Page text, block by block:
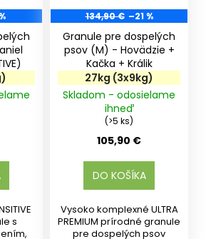
s
134,90 € –21 %
Granule pre dospelých
psov (M) - Hovädzie +
Kačka + Králik
27kg (3x9kg)
Skladom - odosielame
ihneď
(>5 ks)
105,90 €
DO KOŠÍKA
Vysoko komplexné ULTRA
PREMIUM prírodné granule
pre dospelých psov